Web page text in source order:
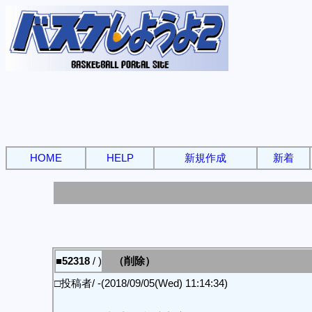
HOME HELP 新規作成 新着
■52318/ )
（削除）
□投稿者/ -(2018/09/05(Wed) 11:14:34)